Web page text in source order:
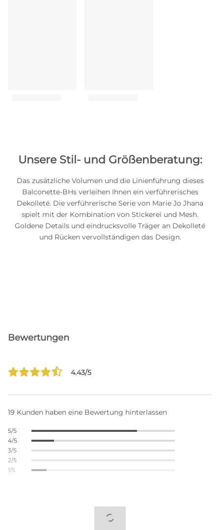
Unsere Stil- und Größenberatung:
Das zusätzliche Volumen und die Linienführung dieses
Balconette-BHs verleihen Ihnen ein verführerisches
Dekolleté. Die verführerische Serie von Marie Jo Jhana
spielt mit der Kombination von Stickerei und Mesh.
Goldene Details und eindrucksvolle Träger an Dekolleté
und Rücken vervollständigen das Design.
Bewertungen
4.43/5
19 Kunden haben eine Bewertung hinterlassen
5/5
4/5
3/5
2/5
1/5